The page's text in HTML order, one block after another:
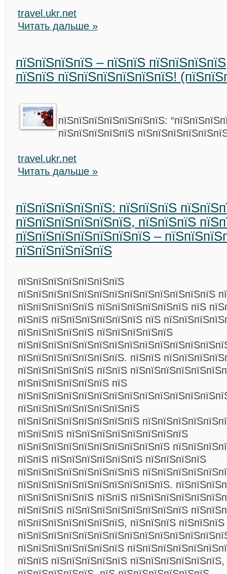
travel.ukr.net
Читать дальше »
пїЅпїЅпїЅпїЅ – пїЅпїЅ
пїЅпїЅ пїЅпїЅпїЅпїЅпїЅпїЅ!
пїЅпїЅпїЅпїЅпїЅпїЅпїЅ:
пїЅпїЅпїЅпїЅпїЅ
travel.ukr.net
Читать дальше »
пїЅпїЅпїЅпїЅпїЅ: пїЅпїЅпїЅ
пїЅпїЅпїЅпїЅпїЅпїЅ, пїЅпїЅпїЅ
пїЅпїЅпїЅпїЅпїЅпїЅпїЅ –
пїЅпїЅпїЅпїЅпїЅ
пїЅпїЅпїЅпїЅпїЅпїЅпїЅ
пїЅпїЅпїЅпїЅпїЅпїЅпїЅпїЅпїЅпїЅпїЅпїЅпїЅ
пїЅпїЅпїЅпїЅпїЅ пїЅпїЅпїЅпїЅпїЅпїЅ пїЅ
пїЅпїЅ пїЅпїЅпїЅпїЅпїЅпїЅ пїЅ
пїЅпїЅпїЅпїЅпїЅ пїЅпїЅпїЅпїЅпїЅ
пїЅпїЅпїЅпїЅпїЅпїЅпїЅ. пїЅпїЅ
пїЅпїЅпїЅпїЅпїЅ пїЅпїЅ
пїЅпїЅпїЅпїЅпїЅпїЅ пїЅ
пїЅпїЅпїЅпїЅпїЅпїЅпїЅпїЅ
пїЅпїЅпїЅпїЅпїЅпїЅпїЅпїЅ
пїЅпїЅпїЅ пїЅпїЅпїЅпїЅпїЅпїЅпїЅпїЅ
пїЅпїЅпїЅпїЅпїЅпїЅпїЅпїЅпїЅпїЅ
пїЅпїЅ пїЅпїЅпїЅпїЅпїЅпїЅ пїЅпїЅпїЅпїЅ
пїЅпїЅпїЅпїЅпїЅпїЅпїЅпїЅ
пїЅпїЅпїЅпїЅпїЅпїЅпїЅпїЅпїЅпїЅ.
пїЅпїЅпїЅпїЅпїЅ пїЅпїЅ
пїЅпїЅпїЅ пїЅпїЅпїЅпїЅпїЅпїЅпїЅпїЅ
пїЅпїЅпїЅпїЅпїЅпїЅпїЅ, пїЅпїЅпїЅ
пїЅпїЅпїЅпїЅпїЅпїЅпїЅ
пїЅпїЅ пїЅпїЅпїЅпїЅпїЅ